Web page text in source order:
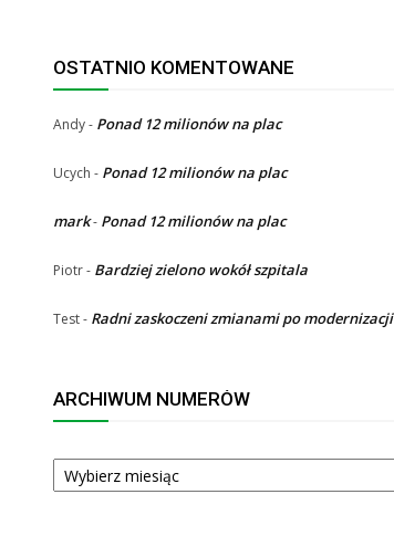
OSTATNIO KOMENTOWANE
Andy- Ponad 12 milionów na plac
Ucych - Ponad 12 milionów na plac
mark- Ponad 12 milionów na plac
Piotr- Bardziej zielono wokół szpitala
Test- Radni zaskoczeni zmianami po modernizacji
ARCHIWUM NUMERÓW
ARCHIWUM
NUMERÓW